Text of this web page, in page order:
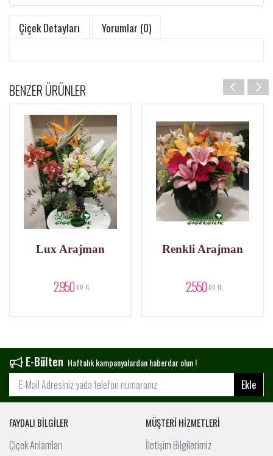
Çiçek Detayları Yorumlar (0)
BENZER ÜRÜNLER
Lux Arajman
2.950,00 TL
Renkli Arajman
2.550,00 TL
E-Bülten Haftalık kampanyalardan haberdar olun !
Ekle
FAYDALI BİLGİLER
Çiçek Anlamları
MÜŞTERİ HİZMETLERİ
İletişim Bilgilerimiz